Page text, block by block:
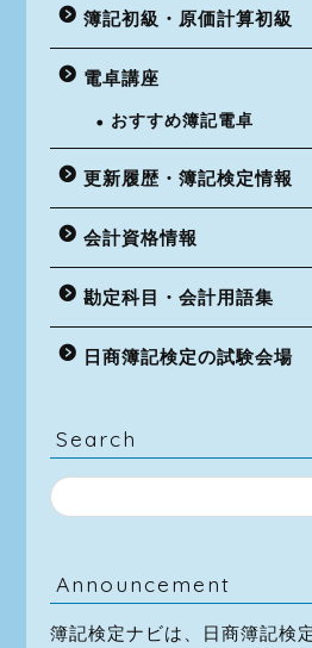
簿記初級・原価計算初級
電卓講座
おすすめ簿記電卓
更新履歴・簿記検定情報
会計資格情報
勘定科目・会計用語集
日商簿記検定の試験会場
Search
Announcement
簿記検定ナビは、日商簿記検